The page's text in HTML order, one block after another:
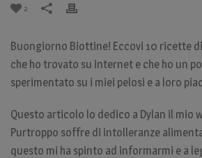
2
Buongiorno Biottine! Eccovi 10 ricette
che ho trovato su internet e che ho un
sperimentato su i miei pelosi e a loro
Questo articolo lo dedico a Dylan il mio
Purtroppo soffre di intolleranze
questo mi ha spinto ad informarmi e a